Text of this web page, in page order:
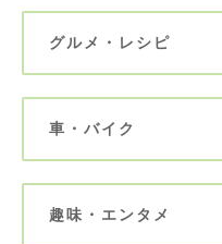
グルメ・レシピ
車・バイク
趣味・エンタメ